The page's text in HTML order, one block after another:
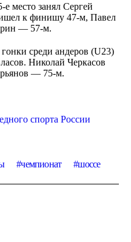
место занял Сергей
к финишу 47-м, Павел
— 57-м.
среди андеров (U23)
Николай Черкасов
— 75-м.
спорта России
чемпионат шоссе